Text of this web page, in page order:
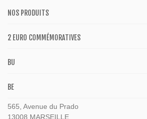
NOS PRODUITS
2 EURO COMMÉMORATIVES
BU
BE
565, Avenue du Prado
13008 MARSEILLE